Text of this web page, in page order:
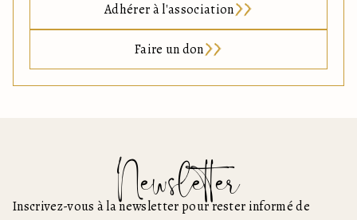
Adhérer à l'association
Faire un don
Newsletter
Inscrivez-vous à la newsletter pour rester informé de